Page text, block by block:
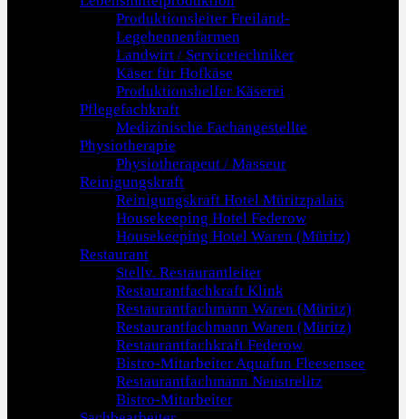
Produktionsleiter Freiland-
Legehennenfarmen
Landwirt / Servicetechniker
Käser für Hofkäse
Produktionshelfer Käserei
Pflegefachkraft
Medizinische Fachangestellte
Physiotherapie
Physiotherapeut / Masseur
Reinigungskraft
Reinigungskraft Hotel Müritzpalais
Housekeeping Hotel Federow
Housekeeping Hotel Waren (Müritz)
Restaurant
Stellv. Restaurantleiter
Restaurantfachkraft Klink
Restaurantfachmann Waren (Müritz)
Restaurantfachmann Waren (Müritz)
Restaurantfachkraft Federow
Bistro-Mitarbeiter Aquafun Fleesensee
Restaurantfachmann Neustrelitz
Bistro-Mitarbeiter